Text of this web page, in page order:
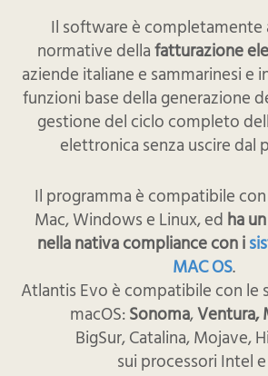
Il software è completamente
normative dellafatturazione
aziende italiane e sammarinesi e
funzioni base della generazione
gestione del ciclo completo
elettronica senza uscire dal
Il programma è compatibile
Mac, Windows e Linux, ed ha
nella nativa compliance con i
MAC OS.
Atlantis Evo è compatibile con le
macOS:Sonoma,Ventura,
BigSur, Catalina, Mojave,
sui processori Intel e